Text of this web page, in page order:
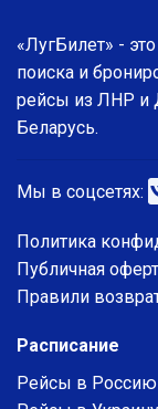
«ЛугБилет» -
поиска и
рейсы из ЛНР и
Беларусь.
Мы в соцсетях:
Политика
Публичная
Правили
Расписание
Рейсы в Россию